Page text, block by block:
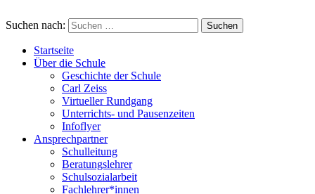
Suchen nach:
Startseite
Über die Schule
Geschichte der Schule
Carl Zeiss
Virtueller Rundgang
Unterrichts- und Pausenzeiten
Infoflyer
Ansprechpartner
Schulleitung
Beratungslehrer
Schulsozialarbeit
Fachlehrer*innen